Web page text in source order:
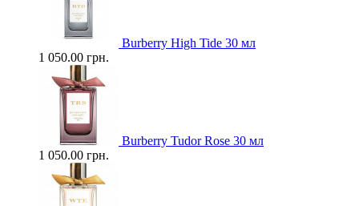
Burberry High Tide 30 мл
1 050.00 грн.
Burberry Tudor Rose 30 мл
1 050.00 грн.